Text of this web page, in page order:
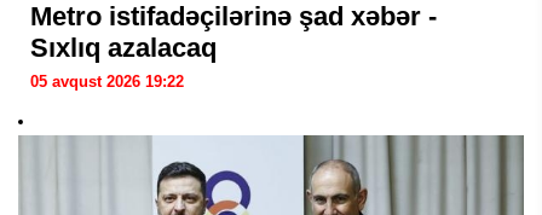
Metro istifadəçilərinə şad xəbər -
Sıxlıq azalacaq
05 avqust 2026 19:22